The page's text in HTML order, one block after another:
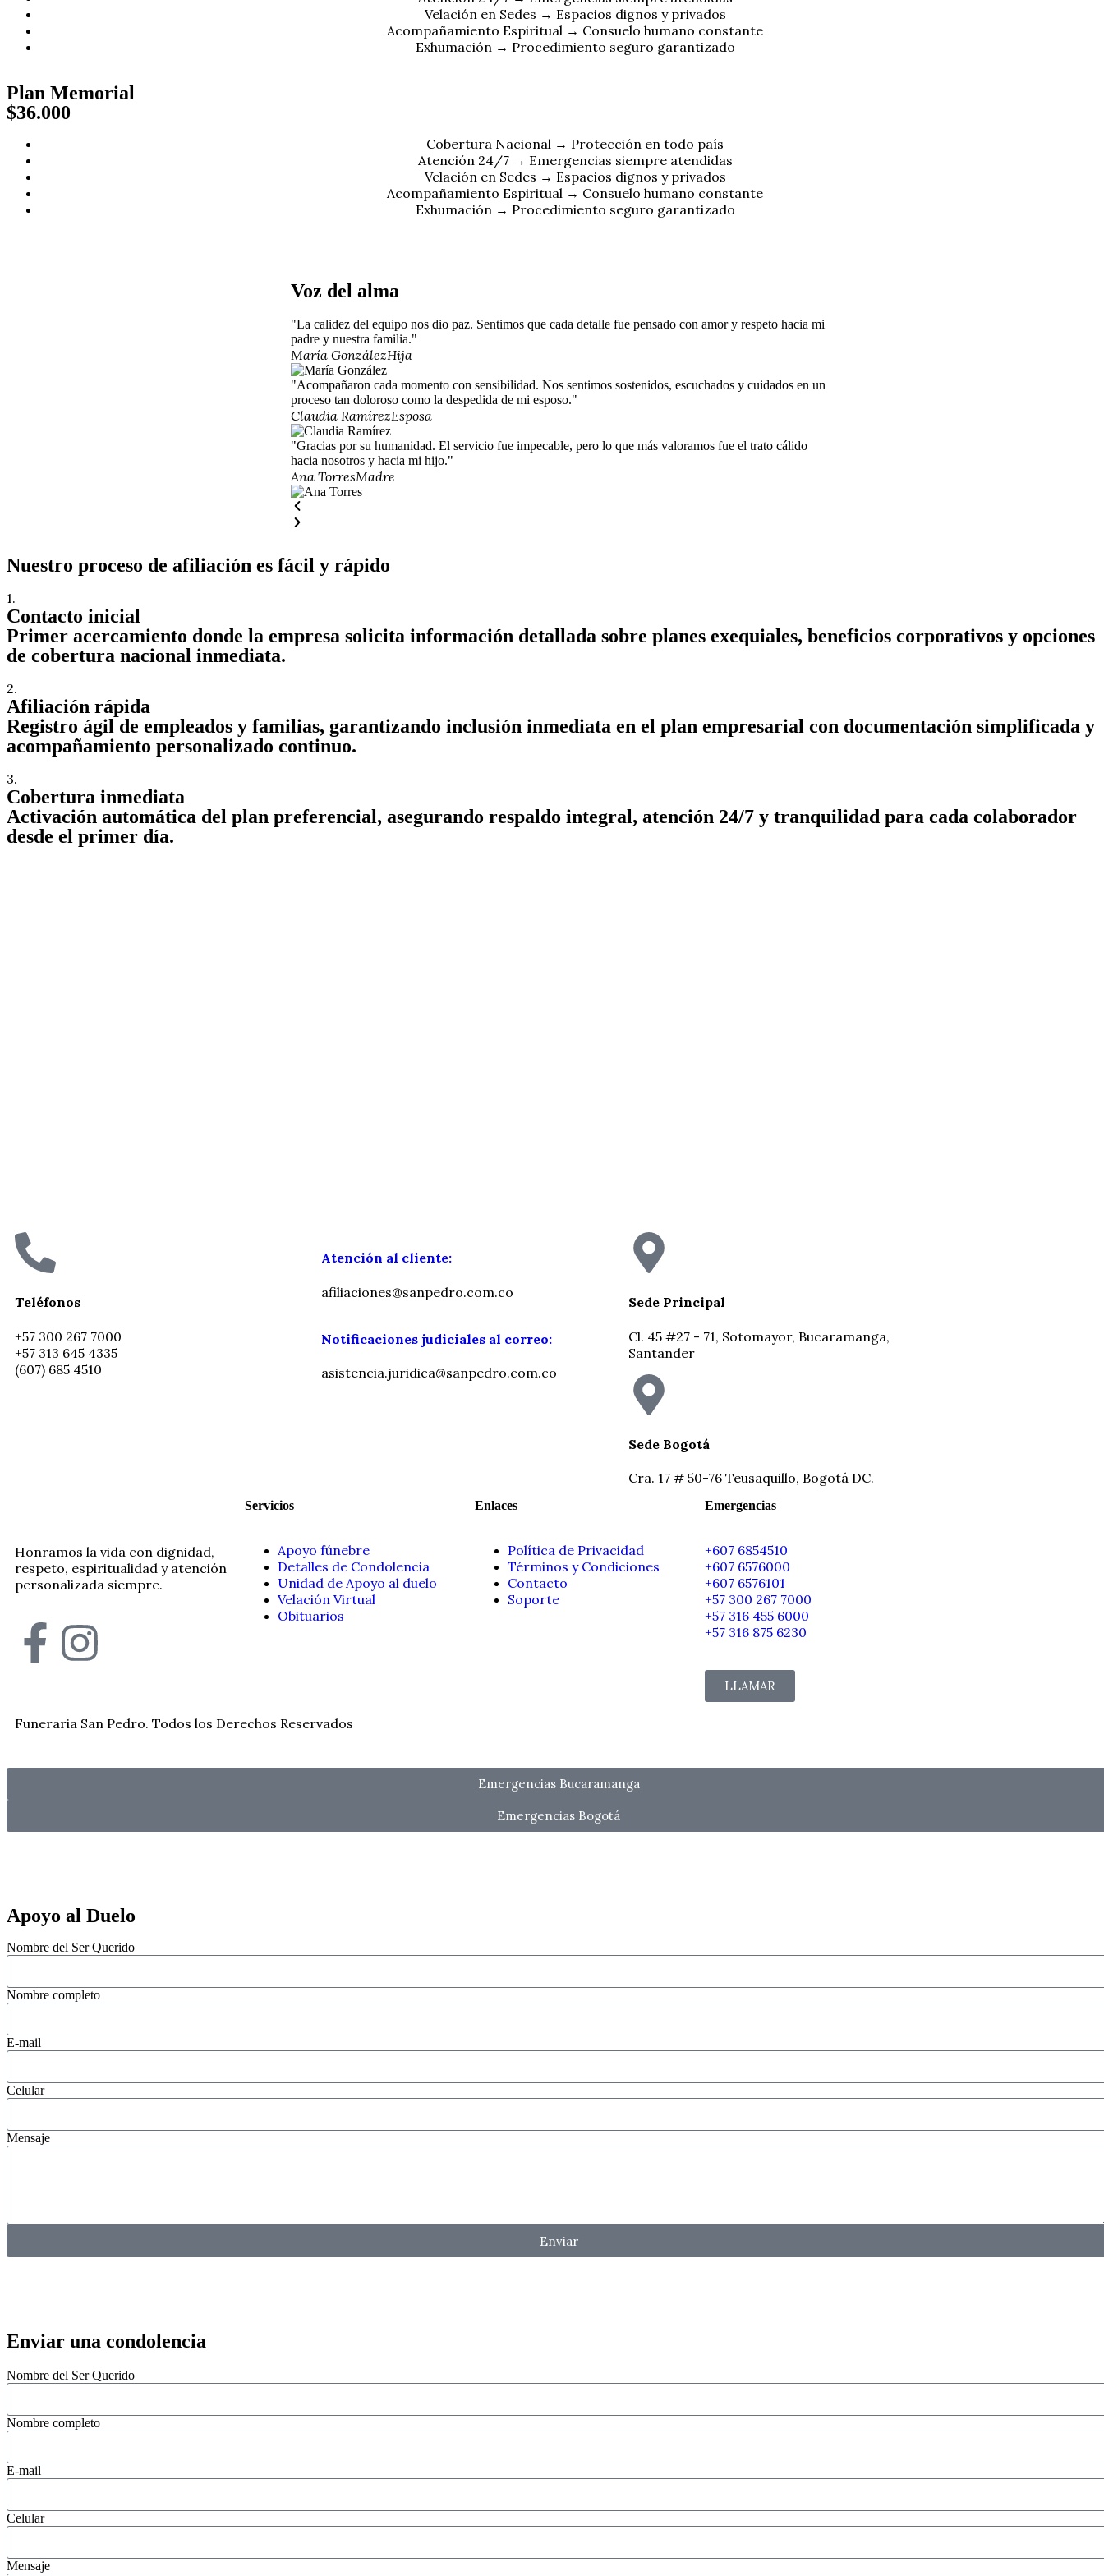
Velación en Sedes → Espacios dignos y privados
Acompañamiento Espiritual → Consuelo humano constante
Exhumación → Procedimiento seguro garantizado
Plan Memorial
$36.000
Cobertura Nacional → Protección en todo país
Atención 24/7 → Emergencias siempre atendidas
Velación en Sedes → Espacios dignos y privados
Acompañamiento Espiritual → Consuelo humano constante
Exhumación → Procedimiento seguro garantizado
Voz del alma
"La calidez del equipo nos dio paz. Sentimos que cada detalle fue pensado con amor y respeto hacia mi
padre y nuestra familia."
María GonzálezHija
"Acompañaron cada momento con sensibilidad. Nos sentimos sostenidos, escuchados y cuidados en un
proceso tan doloroso como la despedida de mi esposo."
Claudia RamírezEsposa
"Gracias por su humanidad. El servicio fue impecable, pero lo que más valoramos fue el trato cálido
hacia nosotros y hacia mi hijo."
Ana TorresMadre
Nuestro proceso de afiliación es fácil y rápido
1.
Contacto inicial
Primer acercamiento donde la empresa solicita información detallada sobre planes exequiales, beneficios corporativos y opciones
de cobertura nacional inmediata.
2.
Afiliación rápida
Registro ágil de empleados y familias, garantizando inclusión inmediata en el plan empresarial con documentación simplificada y
acompañamiento personalizado continuo.
3.
Cobertura inmediata
Activación automática del plan preferencial, asegurando respaldo integral, atención 24/7 y tranquilidad para cada colaborador
desde el primer día.
Teléfonos
+57 300 267 7000
+57 313 645 4335
(607) 685 4510
Atención al cliente:
afiliaciones@sanpedro.com.co
Notificaciones judiciales al correo:
asistencia.juridica@sanpedro.com.co
Sede Principal
Cl. 45 #27 - 71, Sotomayor, Bucaramanga,
Santander
Sede Bogotá
Cra. 17 # 50-76 Teusaquillo, Bogotá DC.
Honramos la vida con dignidad,
respeto, espiritualidad y atención
personalizada siempre.
Servicios
Apoyo fúnebre
Detalles de Condolencia
Unidad de Apoyo al duelo
Velación Virtual
Obituarios
Enlaces
Política de Privacidad
Términos y Condiciones
Contacto
Soporte
Emergencias
+607 6854510
+607 6576000
+607 6576101
+57 300 267 7000
+57 316 455 6000
+57 316 875 6230
LLAMAR
Funeraria San Pedro. Todos los Derechos Reservados
Emergencias Bucaramanga
Emergencias Bogotá
Apoyo al Duelo
Nombre del Ser Querido
Nombre completo
E-mail
Celular
Mensaje
Enviar
Enviar una condolencia
Nombre del Ser Querido
Nombre completo
E-mail
Celular
Mensaje